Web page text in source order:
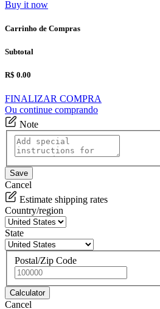
Buy it now
Carrinho de Compras
Subtotal
R$ 0.00
FINALIZAR COMPRA
Ou continue comprando
Note
Save
Cancel
Estimate shipping rates
Country/region
State
Postal/Zip Code
Calculator
Cancel